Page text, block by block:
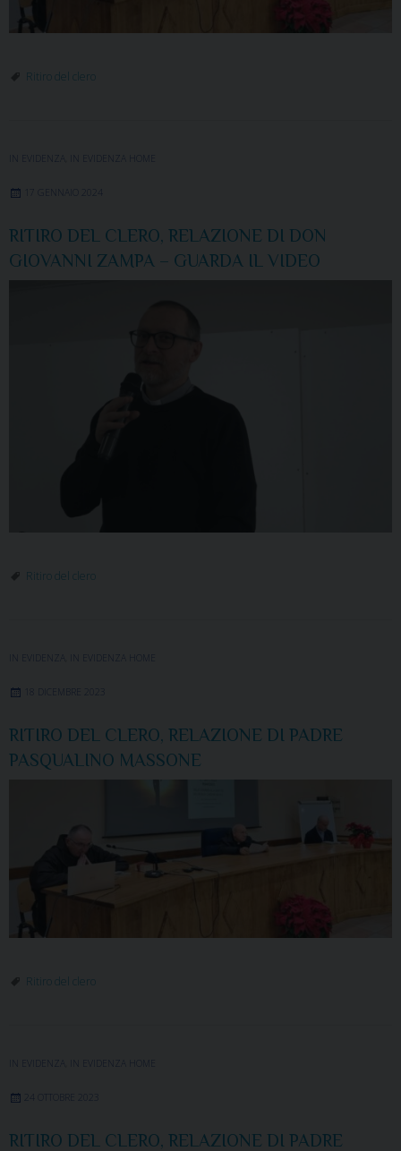
Ritiro del clero
IN EVIDENZA IN EVIDENZA HOME
17 GENNAIO 2024
RITIRO DEL CLERO, RELAZIONE DI DON
GIOVANNI ZAMPA – GUARDA IL VIDEO
Ritiro del clero
IN EVIDENZA IN EVIDENZA HOME
RITIRO DEL CLERO, RELAZIONE DI PADRE
PASQUALINO MASSONE
Ritiro del clero
IN EVIDENZA IN EVIDENZA HOME
24 OTTOBRE 2023
RITIRO DEL CLERO, RELAZIONE DI PADRE